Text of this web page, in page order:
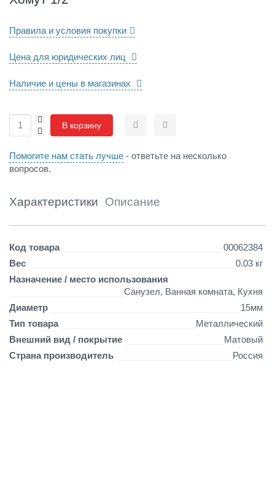
Наличие и цены в магазинах
Правила и условия покупки
Цена для юридических лиц
-
+
В корзину СравнитьОтложить
Помогите нам стать лучше - ответьте на несколько
вопросов.
Характеристики Описание
Детали
Код товара
00062384
Вес
0.03 кг
Назначение / место использования
Санузел, Ванная комната, Кухня
Диаметр
15мм
Тип товара
Металлический
Внешний вид / покрытие
Матовый
Страна производитель
Россия